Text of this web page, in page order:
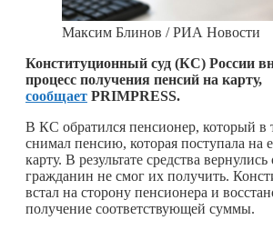
Максим Блинов / РИА Новости
Конституционный суд (КС) России
процесс получения пенсий на карту,
сообщает PRIMPRESS.
В КС обратился пенсионер, который в
снимал пенсию, которая поступала на
карту. В результате средства
гражданин не смог их получить.
встал на сторону пенсионера и
получение соответствующей суммы.